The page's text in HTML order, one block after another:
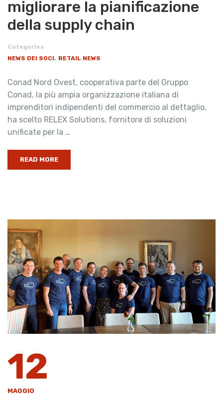
migliorare la pianificazione
della supply chain
Categories
NEWS DEI SOCI, RETAIL NEWS
Conad Nord Ovest, cooperativa parte del Gruppo
Conad, la più ampia organizzazione italiana di
imprenditori indipendenti del commercio al dettaglio,
ha scelto RELEX Solutions, fornitore di soluzioni
unificate per la …
READ MORE
12
MAGGIO